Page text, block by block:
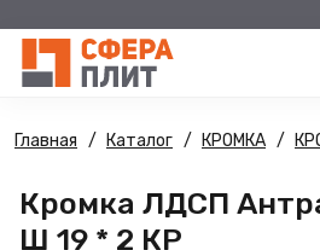
Главная Каталог КРОМКА
Кромка ЛДСП
Ш 19 * 2 КР